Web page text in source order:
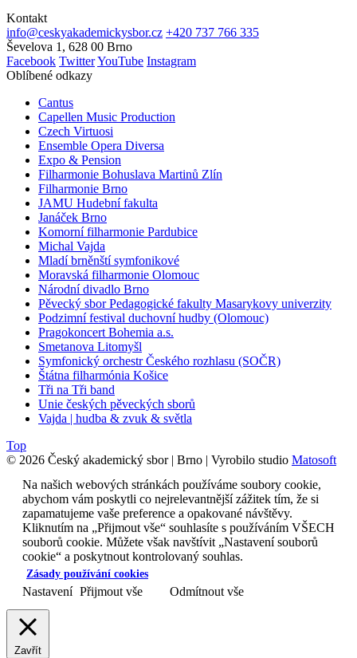
Kontakt
info@ceskyakademickysbor.cz +420 737 766 335
Ševelova 1, 628 00 Brno
Facebook TwitterYouTube Instagram
Oblíbené odkazy
Cantus
Capellen Music Production
Czech Virtuosi
Ensemble Opera Diversa
Expo & Pension
Filharmonie Bohuslava Martinů Zlín
Filharmonie Brno
JAMU Hudební fakulta
Janáček Brno
Komorní filharmonie Pardubice
Michal Vajda
Mladí brněnští symfonikové
Moravská filharmonie Olomouc
Národní divadlo Brno
Pěvecký sbor Pedagogické fakulty Masarykovy univerzity
Podzimní festival duchovní hudby (Olomouc)
Pragokoncert Bohemia a.s.
Smetanova Litomyšl
Symfonický orchestr Českého rozhlasu (SOČR)
Štátna filharmónia Košice
Tři na Tři band
Unie českých pěveckých sborů
Vajda | hudba & zvuk & světla
Top
© 2026 Český akademický sbor | Brno | Vyrobilo studio Matosoft
Na našich webových stránkách používáme soubory cookie,
abychom vám poskytli co nejrelevantnější zážitek tím, že si
zapamatujeme vaše preference a opakované návštěvy.
Kliknutím na „Přijmout vše“ souhlasíte s používáním VŠECH
souborů cookie. Můžete však navštívit „Nastavení souborů
cookie“ a poskytnout kontrolovaný souhlas.
Zásady používání cookies
Nastavení Přijmout vše Odmítnout vše
Zavřít